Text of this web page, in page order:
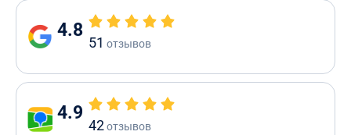
4.8
51 отзывов
4.9
42отзывов